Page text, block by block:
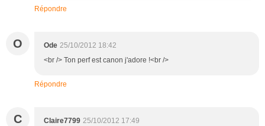
Répondre
O Ode 25/10/2012 18:42
<br /> Ton perf est canon j'adore !<br />
Répondre
C Claire7799 25/10/2012 17:49